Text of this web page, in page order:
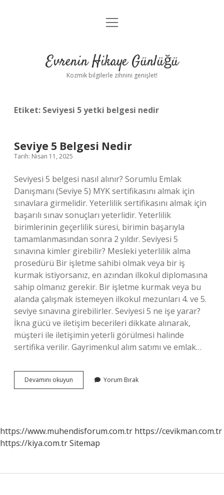
Anasayfa
Yasal Uyarı
menüyü
Evrenin Hikaye Günlüğü
Kozmik bilgilerle zihnini genişlet!
Etiket: Seviyesi 5 yetki belgesi nedir
Seviye 5 Belgesi Nedir
Tarih: Nisan 11, 2025
Seviyesi 5 belgesi nasıl alınır? Sorumlu Emlak
Danışmanı (Seviye 5) MYK sertifikasını almak için
sınavlara girmelidir. Yeterlilik sertifikasını almak için
başarılı sınav sonuçları yeterlidir. Yeterlilik
birimlerinin geçerlilik süresi, birimin başarıyla
tamamlanmasından sonra 2 yıldır. Seviyesi 5
sınavına kimler girebilir? Mesleki yeterlilik alma
prosedürü Bir işletme sahibi olmak veya bir iş
kurmak istiyorsanız, en azından ilkokul diplomasına
sahip olmanız gerekir. Bir işletme kurmak veya bu
alanda çalışmak istemeyen ilkokul mezunları 4. ve 5.
seviye sınavına girebilirler. Seviyesi 5 ne işe yarar?
İkna gücü ve iletişim becerileri dikkate alınarak,
müşteri ile iletişimin yeterli görülmesi halinde
sertifika verilir. Gayrimenkul alım satımı ve emlak…
Devamını okuyun
5
Yorum Bırak
https://www.muhendisforum.com.tr https://cevikman.com.tr
https://kiya.com.trSitemap